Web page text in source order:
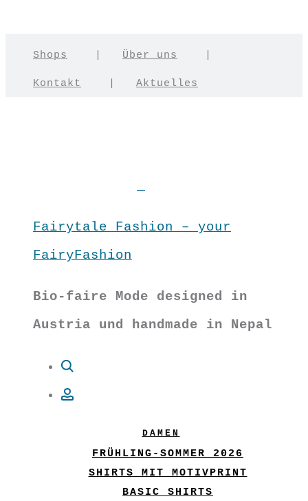
Shops Über uns
Kontakt Aktuelles
Fairytale Fashion – your
FairyFashion
Bio-faire Mode designed in
Austria und handmade in Nepal
DAMEN
FRÜHLING-SOMMER 2026
SHIRTS MIT MOTIVPRINT
BASIC SHIRTS